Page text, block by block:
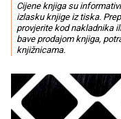
Cijene knjiga su
izlasku knjige iz tiska.
provjerite kod nakladnika
bave prodajom knjiga,
knjižnicama.